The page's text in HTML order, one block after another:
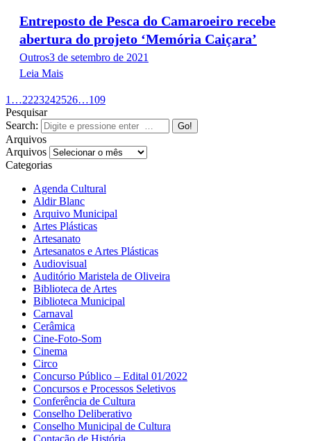
Entreposto de Pesca do Camaroeiro recebe
abertura do projeto ‘Memória Caiçara’
Outros3 de setembro de 2021
Leia Mais
1 …2223242526…109
Pesquisar
Search:
Arquivos
Arquivos
Categorias
Agenda Cultural
Aldir Blanc
Arquivo Municipal
Artes Plásticas
Artesanato
Artesanatos e Artes Plásticas
Audiovisual
Auditório Maristela de Oliveira
Biblioteca de Artes
Biblioteca Municipal
Carnaval
Cerâmica
Cine-Foto-Som
Cinema
Circo
Concurso Público – Edital 01/2022
Concursos e Processos Seletivos
Conferência de Cultura
Conselho Deliberativo
Conselho Municipal de Cultura
Contação de História